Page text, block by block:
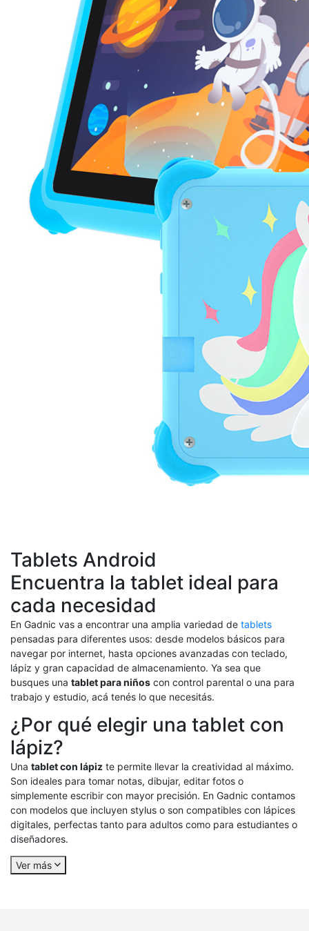
Tablets Android
Encuentra la tablet ideal para
cada necesidad
En Gadnic vas a encontrar una amplia variedad de tablets
pensadas para diferentes usos: desde modelos básicos para
navegar por internet, hasta opciones avanzadas con teclado,
lápiz y gran capacidad de almacenamiento. Ya sea que
busques una tablet para niños con control parental o una para
trabajo y estudio, acá tenés lo que necesitás.
¿Por qué elegir una tablet con
lápiz?
Una tablet con lápiz te permite llevar la creatividad al máximo.
Son ideales para tomar notas, dibujar, editar fotos o
simplemente escribir con mayor precisión. En Gadnic contamos
con modelos que incluyen stylus o son compatibles con lápices
digitales, perfectas tanto para adultos como para estudiantes o
diseñadores.
Ver más